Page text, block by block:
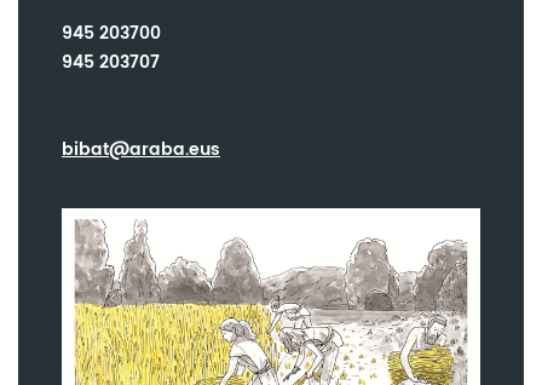
945 203700
945 203707
bibat@araba.eus